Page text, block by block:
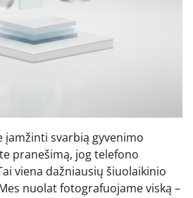
įamžinti svarbią gyvenimo
pranešimą, jog telefono
viena dažniausių šiuolaikinio
nuolat fotografuojame viską –